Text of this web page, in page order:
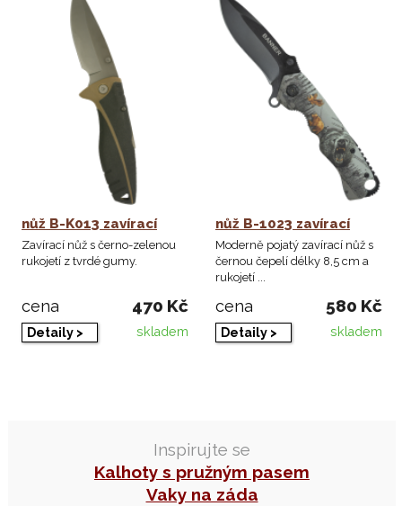
Inspirujte se
Kalhoty s pružným pasem
Vaky na záda
nůž B-K013 zavírací
Zavírací nůž s černo-zelenou
rukojetí z tvrdé gumy.
cena 470 Kč
Detaily > skladem
nůž B-1023 zavírací
Moderně pojatý zavírací nůž s
černou čepelí délky 8,5 cm a
rukojetí ...
cena 580 Kč
Detaily > skladem